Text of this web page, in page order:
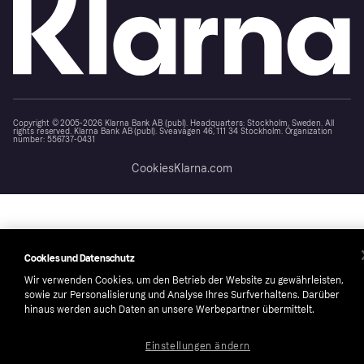
Copyright © 2005-2026 Klarna Bank AB (publ). Headquarters: Stockholm, Sweden. All
rights reserved. Klarna Bank AB (publ). Sveavägen 46, 111 34 Stockholm. Organization
number: 556737-0431
CookiesKlarna.com
Cookies und Datenschutz
Wir verwenden Cookies, um den Betrieb der Website zu gewährleisten,
sowie zur Personalisierung und Analyse Ihres Surfverhaltens. Darüber
hinaus werden auch Daten an unsere Werbepartner übermittelt.
Einstellungen ändern